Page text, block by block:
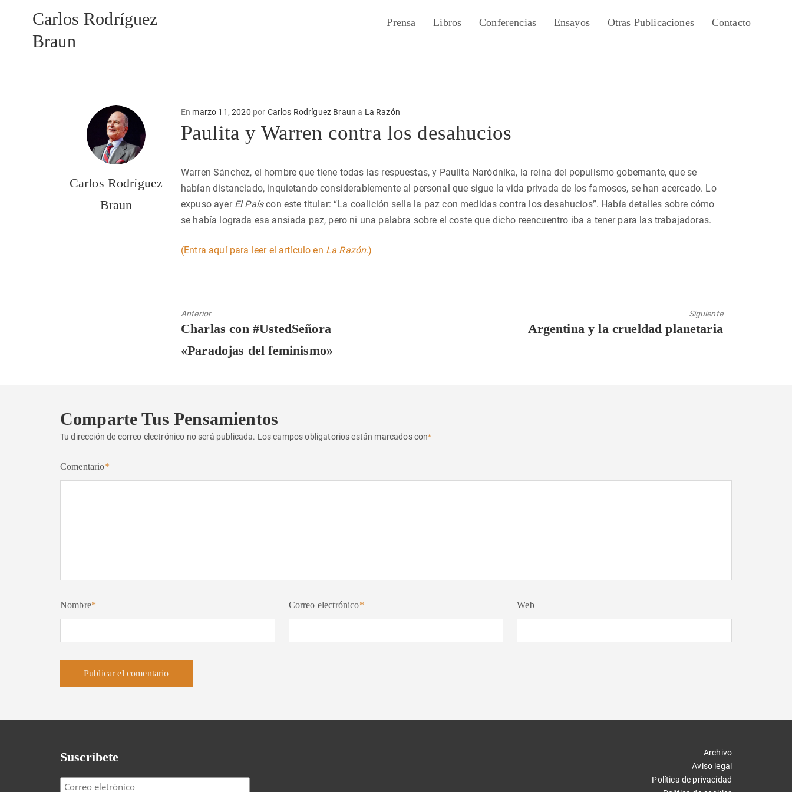
Carlos Rodríguez
Braun
Prensa Libros Conferencias Ensayos Otras Publicaciones Contacto
Carlos Rodríguez
Braun
En Publicado
marzo 11, 2020 por Carlos Rodríguez Braun a La Razón
Paulita y Warren contra los desahucios
Warren Sánchez, el hombre que tiene todas las respuestas, y Paulita Naródnika, la reina del populismo gobernante, que se
habían distanciado, inquietando considerablemente al personal que sigue la vida privada de los famosos, se han acercado. Lo
expuso ayer El Paíscon este titular: “La coalición sella la paz con medidas contra los desahucios”. Había detalles sobre cómo
se había lograda esa ansiada paz, pero ni una palabra sobre el coste que dicho reencuentro iba a tener para las trabajadoras.
(Entra aquí para leer el artículo en La Razón.)
Anterior
Entrada
Charlas con #UstedSeñora
«Paradojas del feminismo»
Siguiente
Entrada
Argentina y la crueldad planetaria
Comparte Tus Pensamientos
Tu dirección de correo electrónico no será publicada. Los campos obligatorios están marcados con*
Comentario*
Nombre* Correo electrónico* Web
Suscríbete
Archivo
Aviso legal
Política de privacidad